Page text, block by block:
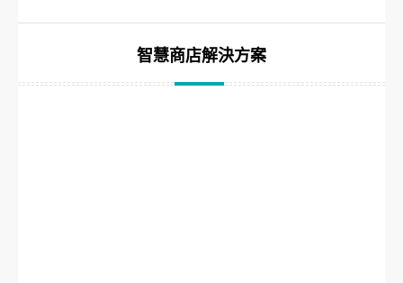
智慧商店解決方案